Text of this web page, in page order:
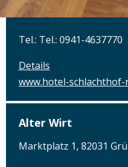
Am Alten Schlachthof
Tel.: Tel.: 0941-4637770
Details
www.hotel-
Alter Wirt
Marktplatz 1, 82031